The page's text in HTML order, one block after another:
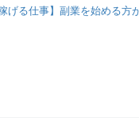
げる仕事】副業を始める方